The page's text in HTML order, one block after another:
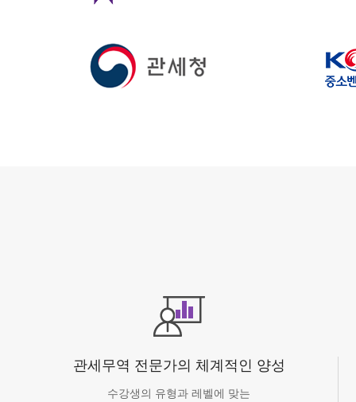
관세무역 전문가의 체계적인 양성
수강생의 유형과 레벨에 맞는